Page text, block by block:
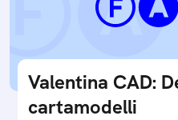
Valentina CAD:
cartamodelli